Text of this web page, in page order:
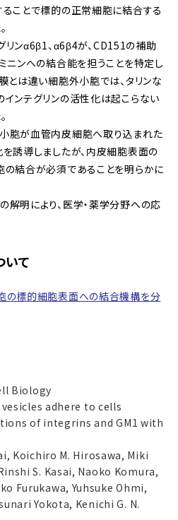
ことで標的の正常細胞に結合する
ンα6β1、α6β4が、CD151の補助
ニンへの結合能を担うことを特定し
とは違い細胞外小胞では、タリンな
ンテグリンの活性化は起こらない
胞が血管内皮細胞へ取り込まれた
誘導しましたが、内皮細胞表面の
の結合が必須であることを明らかに
明により、医学・薬学分野への応
いて
の標的細胞表面への結合機構を分
Biology
adhere to cells
of integrins and GM1 with
Koichiro M. Hirosawa, Miki
S. Kasai, Naoko Komura,
Furukawa, Yuhsuke Ohmi,
Yokota, Kenichi G. N.